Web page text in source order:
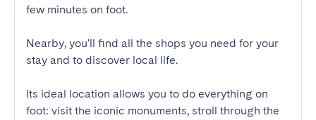
few minutes on foot.
Nearby, you'll find all the shops you need for your
stay and to discover local life.
Its ideal location allows you to do everything on
foot: visit the iconic monuments, stroll through the